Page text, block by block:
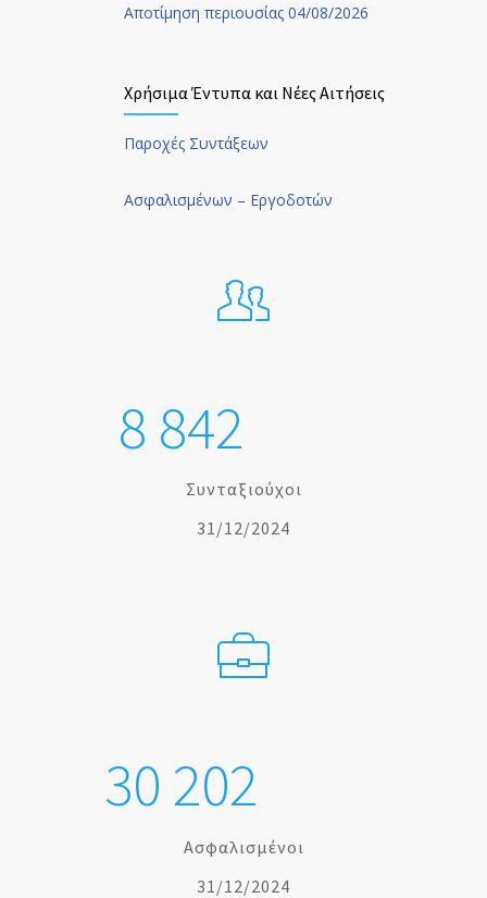
Αποτίμηση περιουσίας 04/08/2026
Χρήσιμα Έντυπα και Νέες Αιτήσεις
Παροχές Συντάξεων
Ασφαλισμένων – Εργοδοτών
8 842
Συνταξιούχοι
31/12/2024
30 202
Ασφαλισμένοι
31/12/2024